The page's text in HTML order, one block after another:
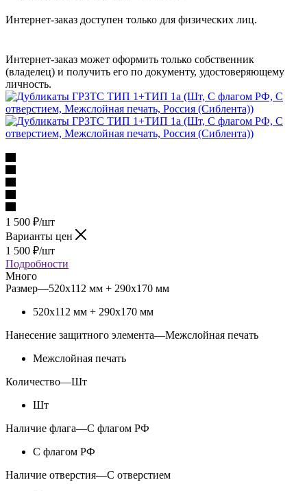
Интернет-заказ доступен только для физических лиц.
Интернет-заказ может оформить только собственник
(владелец) и получить его по документу, удостоверяющему
личность.
1 500 ₽/шт
Варианты цен
1 500 ₽/шт
Подробности
Много
Размер—520х112 мм + 290х170 мм
520х112 мм + 290х170 мм
Нанесение защитного элемента—Межслойная печать
Межслойная печать
Количество—Шт
Шт
Наличие флага—С флагом РФ
С флагом РФ
Наличие отверстия—С отверстием